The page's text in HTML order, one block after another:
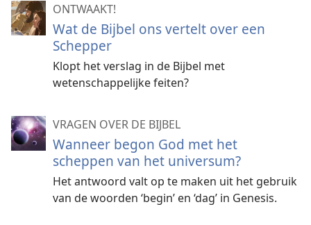
ONTWAAKT!
Wat de Bijbel ons vertelt over een
Schepper
Klopt het verslag in de Bijbel met
wetenschappelijke feiten?
VRAGEN OVER DE BIJBEL
Wanneer begon God met het
scheppen van het universum?
Het antwoord valt op te maken uit het gebruik
van de woorden ‘begin’ en ‘dag’ in Genesis.